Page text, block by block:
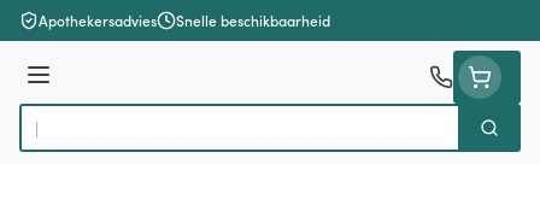
Ga naar de inhoud
Apothekersadvies Snelle beschikbaarheid
Menu
Product, merk, categorie...
Zoek